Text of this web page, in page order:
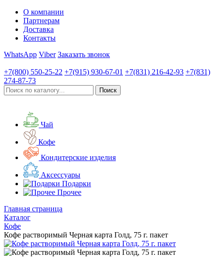
О компании
Партнерам
Доставка
Контакты
WhatsApp Viber Заказать звонок
+7(800) 550-25-22 +7(915) 930-67-01 +7(831) 216-42-93 +7(831)
274-87-73
Чай
Кофе
Кондитерские изделия
Аксессуары
Подарки
Прочее
Главная страница
Каталог
Кофе
Кофе растворимый Черная карта Голд, 75 г. пакет